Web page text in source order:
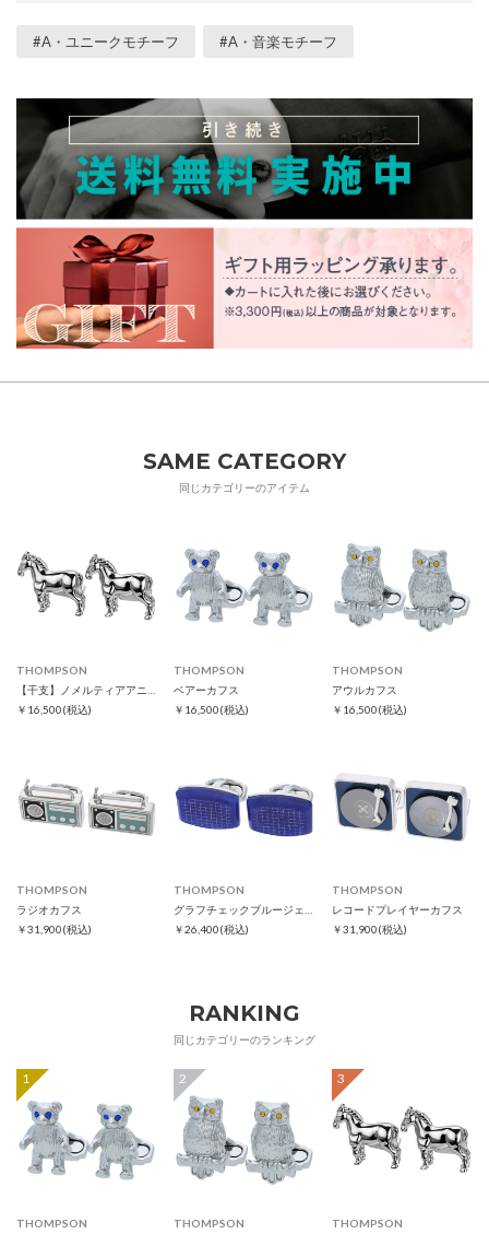
#A・ユニークモチーフ #A・音楽モチーフ
SAME CATEGORY
同じカテゴリーのアイテム
THOMPSON
￥16,500(税込)
THOMPSON
ベアーカフス
￥16,500(税込)
THOMPSON
アウルカフス
￥16,500(税込)
THOMPSON
ラジオカフス
￥31,900(税込)
THOMPSON
￥26,400(税込)
THOMPSON
レコードプレイヤーカフス
￥31,900(税込)
RANKING
同じカテゴリーのランキング
1
THOMPSON
2
THOMPSON
3
THOMPSON